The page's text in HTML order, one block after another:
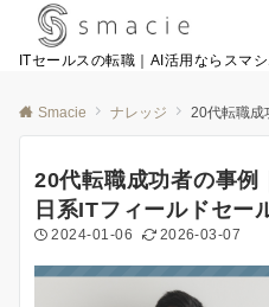
ITセールスの転職｜AI活用ならスマシ
Smacie ナレッジ 20代転職成功者の
20代転職成功者の事例
日系ITフィールドセー
2024-01-06 2026-03-07